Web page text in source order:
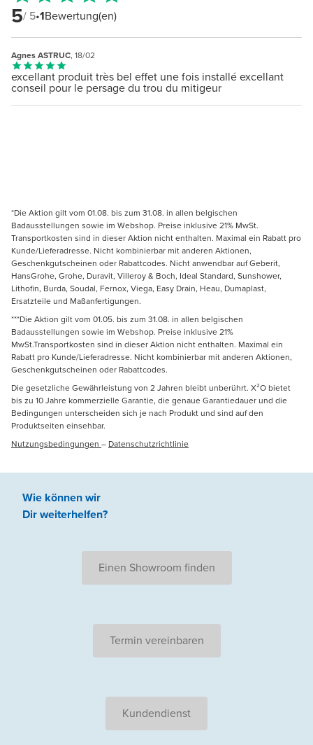
5/ 5•1Bewertung(en)
Agnes ASTRUC, 18/02
excellant produit très bel effet une fois installé excellant
conseil pour le persage du trou du mitigeur
*Die Aktion gilt vom 01.08. bis zum 31.08. in allen belgischen
Badausstellungen sowie im Webshop. Preise inklusive 21% MwSt.
Transportkosten sind in dieser Aktion nicht enthalten. Maximal ein Rabatt pro
Kunde/Lieferadresse. Nicht kombinierbar mit anderen Aktionen,
Geschenkgutscheinen oder Rabattcodes. Nicht anwendbar auf Geberit,
HansGrohe, Grohe, Duravit, Villeroy & Boch, Ideal Standard, Sunshower,
Lithofin, Burda, Soudal, Fernox, Viega, Easy Drain, Heau, Dumaplast,
Ersatzteile und Maßanfertigungen.
***Die Aktion gilt vom 01.05. bis zum 31.08. in allen belgischen
Badausstellungen sowie im Webshop. Preise inklusive 21%
MwSt.Transportkosten sind in dieser Aktion nicht enthalten. Maximal ein
Rabatt pro Kunde/Lieferadresse. Nicht kombinierbar mit anderen Aktionen,
Geschenkgutscheinen oder Rabattcodes.
Die gesetzliche Gewährleistung von 2 Jahren bleibt unberührt. X²O bietet
bis zu 10 Jahre kommerzielle Garantie, die genaue Garantiedauer und die
Bedingungen unterscheiden sich je nach Produkt und sind auf den
Produktseiten einsehbar.
Nutzungsbedingungen – Datenschutzrichtlinie
Wie können wir
Dir weiterhelfen?
Einen Showroom finden
Termin vereinbaren
Kundendienst